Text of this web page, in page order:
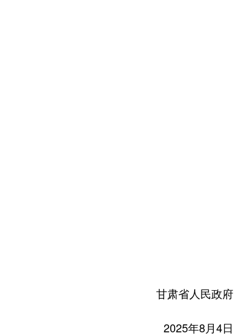
甘肃省人民政府
2025年8月4日